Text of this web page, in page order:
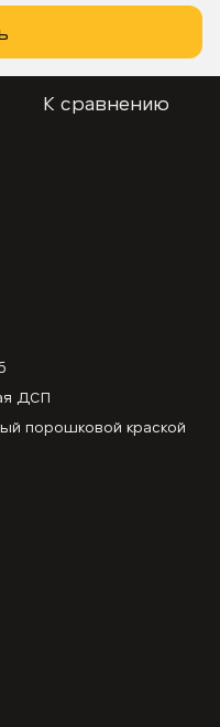
К сравнению
ДСП
порошковой краской